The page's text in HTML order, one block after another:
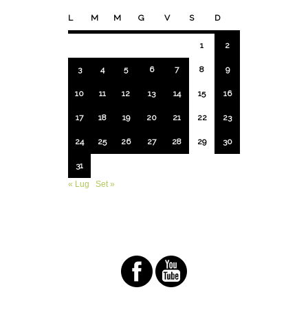
L M M G V S D
1 2
3 4 5 6 7 8 9
10 11 12 13 14 15 16
17 18 19 20 21 22 23
24 25 26 27 28 29 30
31
« Lug
Set »